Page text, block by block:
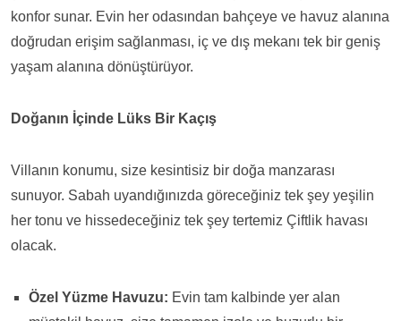
konfor sunar. Evin her odasından bahçeye ve havuz alanına
doğrudan erişim sağlanması, iç ve dış mekanı tek bir geniş
yaşam alanına dönüştürüyor.
Doğanın İçinde Lüks Bir Kaçış
Villanın konumu, size kesintisiz bir doğa manzarası
sunuyor. Sabah uyandığınızda göreceğiniz tek şey yeşilin
her tonu ve hissedeceğiniz tek şey tertemiz Çiftlik havası
olacak.
Özel Yüzme Havuzu: Evin tam kalbinde yer alan